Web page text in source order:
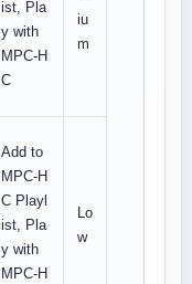
ist, Pla
y with
MPC-H
C
iu
m
Add to
MPC-H
C Playl
ist, Pla
y with
MPC-H
Lo
w